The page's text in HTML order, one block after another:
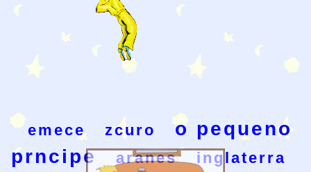
emece zcuro
o pequeno
prncipe
aranes inglaterra